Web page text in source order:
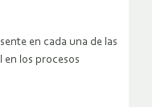
en cada una de las
en los procesos